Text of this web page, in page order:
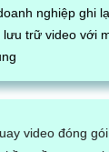
nghiệp ghi
trữ video với